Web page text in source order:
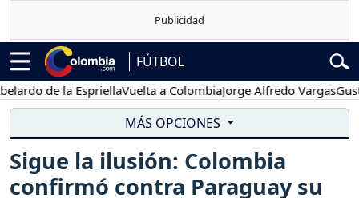
FÚTBOL
de la EspriellaVuelta a ColombiaJorge Alfredo Vargas
MÁS OPCIONES
Sigue la ilusión: Colombia
confirmó contra Paraguay su